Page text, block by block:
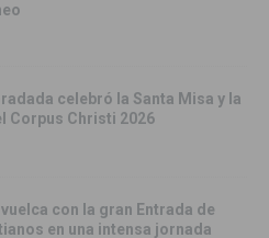
celebró la Santa Misa y la
Corpus Christi 2026
con la gran Entrada de
en una intensa jornada